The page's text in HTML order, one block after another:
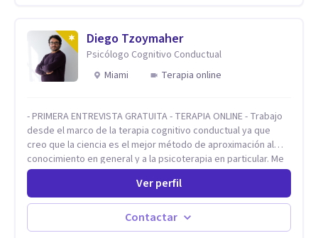
investigo. Siempre en la búsqueda de ser un mejor
profesional.
Diego Tzoymaher
Psicólogo Cognitivo Conductual
Miami
Terapia online
- PRIMERA ENTREVISTA GRATUITA - TERAPIA ONLINE - Trabajo
desde el marco de la terapia cognitivo conductual ya que
creo que la ciencia es el mejor método de aproximación al
conocimiento en general y a la psicoterapia en particular. Me
interesan los procesos de cambio conductual por los que una
persona pueda alcanzar sus objetivos, transitando,
aceptando y modificando sus patrones cognitivos y
emocionales. Abordo patologías específicas como trastornos
de ansiedad y del ánimo, y también crisis vitales y procesos
Ver perfil
Contactar